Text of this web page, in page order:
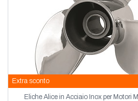
Extra sconto
Eliche Alice in Acciaio Inox per Motori